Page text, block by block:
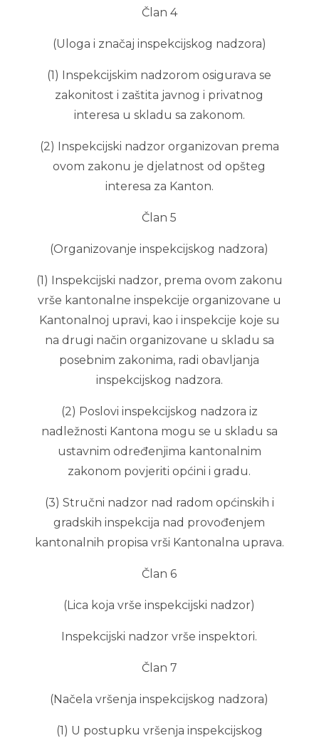
Član 4
(Uloga i značaj inspekcijskog nadzora)
(1) Inspekcijskim nadzorom osigurava se
zakonitost i zaštita javnog i privatnog
interesa u skladu sa zakonom.
(2) Inspekcijski nadzor organizovan prema
ovom zakonu je djelatnost od opšteg
interesa za Kanton.
Član 5
(Organizovanje inspekcijskog nadzora)
(1) Inspekcijski nadzor, prema ovom zakonu
vrše kantonalne inspekcije organizovane u
Kantonalnoj upravi, kao i inspekcije koje su
na drugi način organizovane u skladu sa
posebnim zakonima, radi obavljanja
inspekcijskog nadzora.
(2) Poslovi inspekcijskog nadzora iz
nadležnosti Kantona mogu se u skladu sa
ustavnim određenjima kantonalnim
zakonom povjeriti općini i gradu.
(3) Stručni nadzor nad radom općinskih i
gradskih inspekcija nad provođenjem
kantonalnih propisa vrši Kantonalna uprava.
Član 6
(Lica koja vrše inspekcijski nadzor)
Inspekcijski nadzor vrše inspektori.
Član 7
(Načela vršenja inspekcijskog nadzora)
(1) U postupku vršenja inspekcijskog